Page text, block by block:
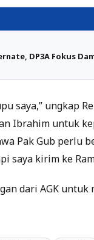
DP3A Fokus
saya,” ungkap
Ibrahim untuk
Pak Gub perlu
saya kirim ke
dari AGK